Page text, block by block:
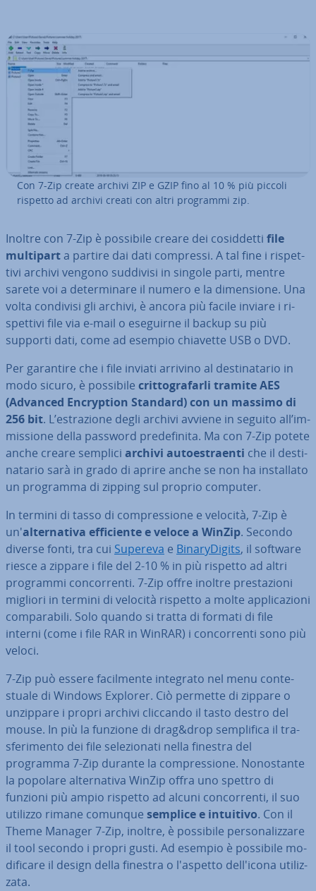
Con 7-Zip create archivi ZIP e GZIP fino al 10 % più piccoli
rispetto ad archivi creati con altri programmi zip.
Inoltre con 7-Zip è possibile creare dei co­sid­det­ti file
multiparta partire dai dati compressi. A tal fine i ri­spet­
ti­vi archivi vengono suddivisi in singole parti, mentre
sarete voi a de­ter­mi­na­re il numero e la di­men­sio­ne. Una
volta condivisi gli archivi, è ancora più facile inviare i ri­
spet­ti­vi file via e-mail o eseguirne il backup su più
supporti dati, come ad esempio chiavette USB o DVD.
Per garantire che i file inviati arrivino al de­sti­na­ta­rio in
modo sicuro, è possibile crit­to­gra­far­li tramite AES
(Advanced En­cryp­tion Standard) con un massimo di
256 bit. L’estra­zio­ne degli archivi avviene in seguito all’im­
mis­sio­ne della password pre­de­fi­ni­ta. Ma con 7-Zip potete
anche creare semplici archivi au­toe­straen­ti che il de­sti­
na­ta­rio sarà in grado di aprire anche se non ha in­stal­la­to
un programma di zipping sul proprio computer.
In termini di tasso di com­pres­sio­ne e velocità, 7-Zip è
un'al­ter­na­ti­va ef­fi­cien­te e veloce a WinZip. Secondo
diverse fonti, tra cui Supereva e Bi­na­ry­Di­gi­ts, il software
riesce a zippare i file del 2-10 % in più rispetto ad altri
programmi con­cor­ren­ti. 7-Zip offre inoltre pre­sta­zio­ni
migliori in termini di velocità rispetto a molte ap­pli­ca­zio­ni
com­pa­ra­bi­li. Solo quando si tratta di formati di file
interni (come i file RAR in WinRAR) i con­cor­ren­ti sono più
veloci.
7-Zip può essere fa­cil­men­te integrato nel menu con­te­
stua­le di Windows Explorer. Ciò permette di zippare o
unzippare i propri archivi cliccando il tasto destro del
mouse. In più la funzione di drag&drop sem­pli­fi­ca il tra­
sfe­ri­men­to dei file se­le­zio­na­ti nella finestra del
programma 7-Zip durante la com­pres­sio­ne. No­no­stan­te
la popolare al­ter­na­ti­va WinZip offra uno spettro di
funzioni più ampio rispetto ad alcuni con­cor­ren­ti, il suo
utilizzo rimane comunque semplice e intuitivo. Con il
Theme Manager 7-Zip, inoltre, è possibile per­so­na­liz­za­re
il tool secondo i propri gusti. Ad esempio è possibile mo­
di­fi­ca­re il design della finestra o l'aspetto del­l'i­co­na uti­liz­
za­ta.